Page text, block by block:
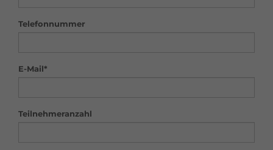
Telefonnummer
E-Mail*
Teilnehmeranzahl